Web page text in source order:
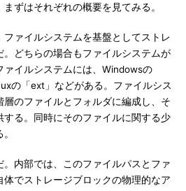
ずはそれぞれの概要を見てみる。
ァイルシステムを基盤としてストレ
。どちらの場合もファイルシステムが
ァイルシステムには、Windowsの
の「ext」などがある。ファイルシス
のファイルとフォルダに編成し、そ
る。同時にそのファイルに関する少
内部では、このファイルパスとファ
でストレージブロックの物理的なア